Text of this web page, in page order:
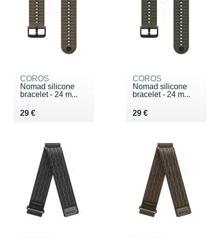
COROS
Nomad silicone
bracelet - 24 m...
29 €
Vendu 29 €
COROS
Nomad silicone
bracelet - 24 m...
29 €
Vendu 29 €